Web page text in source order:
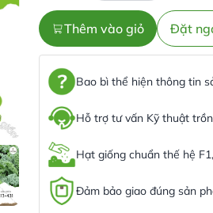
Thêm vào giỏ Đặt
Bao bì thể hiện thông tin
Hỗ trợ tư vấn Kỹ thuật
Hạt giống chuẩn thế hệ
Đảm bảo giao đúng sản